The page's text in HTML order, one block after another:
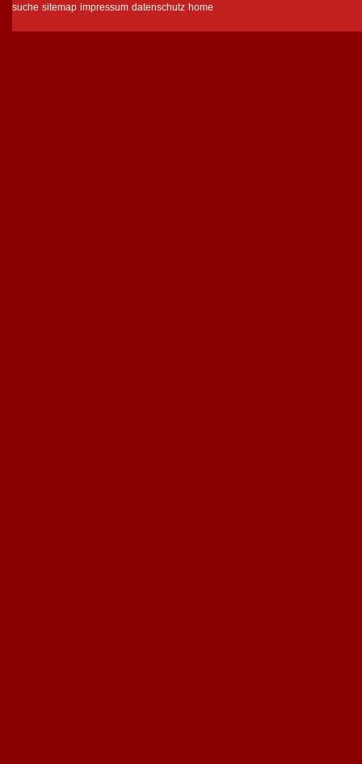
suche sitemap impressum datenschutz home